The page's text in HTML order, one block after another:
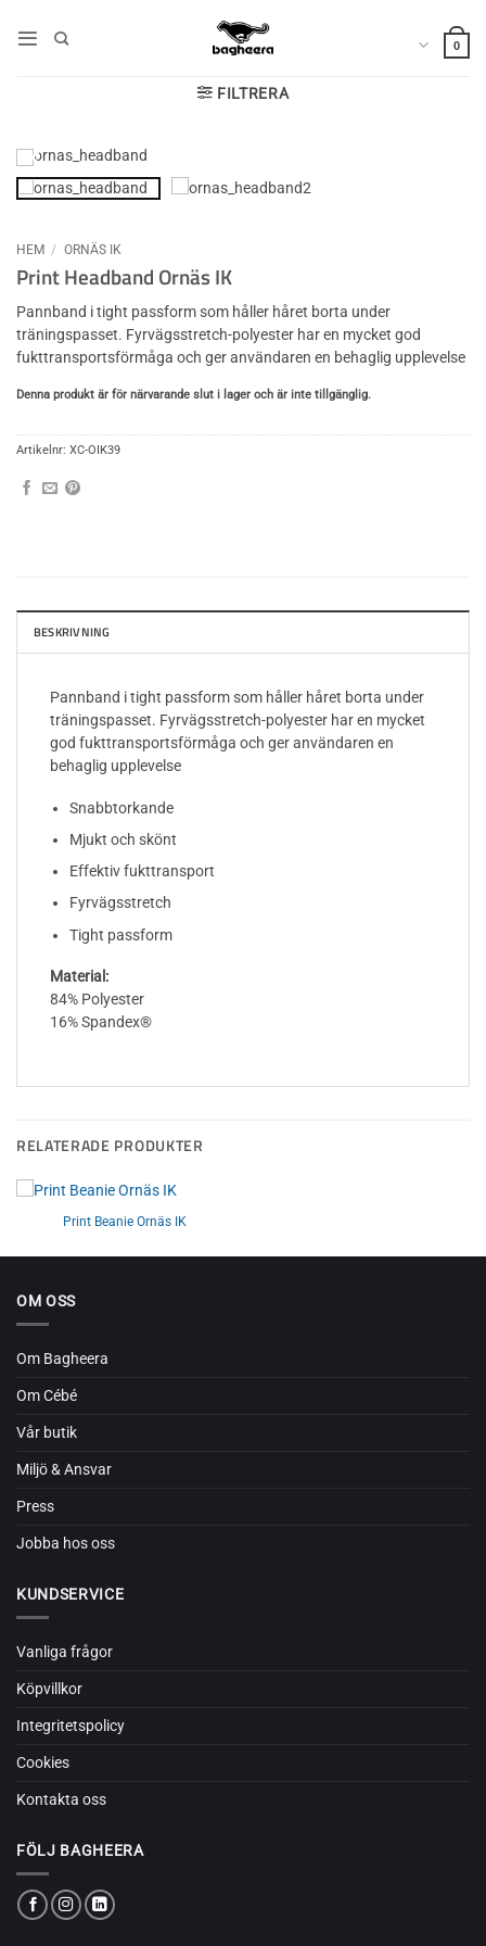
0
FILTRERA
HEM / ORNÄS IK
Print Headband Ornäs IK
Pannband i tight passform som håller håret borta under
träningspasset. Fyrvägsstretch-polyester har en mycket god
fukttransportsförmåga och ger användaren en behaglig upplevelse
Denna produkt är för närvarande slut i lager och är inte tillgänglig.
Artikelnr: XC-OIK39
BESKRIVNING
Pannband i tight passform som håller håret borta under
träningspasset. Fyrvägsstretch-polyester har en mycket
god fukttransportsförmåga och ger användaren en
behaglig upplevelse
Snabbtorkande
Mjukt och skönt
Effektiv fukttransport
Fyrvägsstretch
Tight passform
Material:
84% Polyester
16% Spandex®
RELATERADE PRODUKTER
Print Beanie Ornäs IK
OM OSS
Om Bagheera
Om Cébé
Vår butik
Miljö & Ansvar
Press
Jobba hos oss
KUNDSERVICE
Vanliga frågor
Köpvillkor
Integritetspolicy
Cookies
Kontakta oss
FÖLJ BAGHEERA